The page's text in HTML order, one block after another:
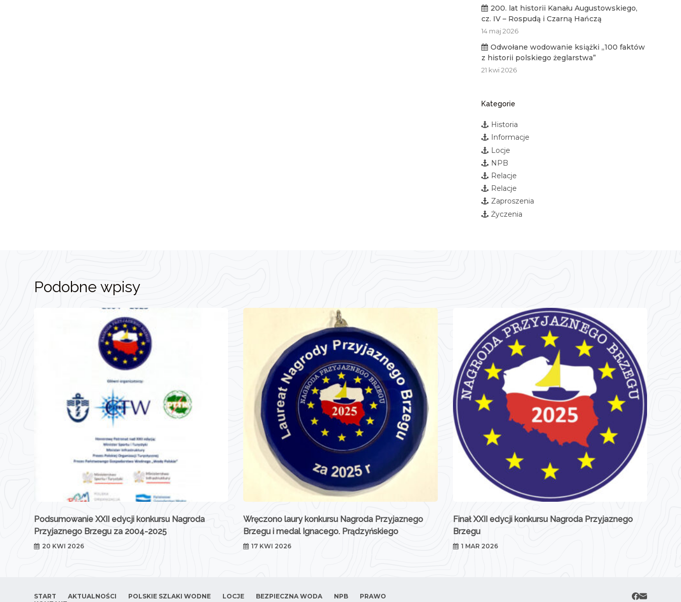
200. lat historii Kanału Augustowskiego,
cz. IV – Rospudą i Czarną Hańczą
14 maj 2026
Odwołane wodowanie książki „100 faktów
z historii polskiego żeglarstwa”
21 kwi 2026
Kategorie
Historia
Informacje
Locje
NPB
Relacje
Relacje
Zaproszenia
Życzenia
Podobne wpisy
Podsumowanie XXII edycji konkursu Nagroda
Przyjaznego Brzegu za 2004-2025
20 KWI 2026
Wręczono laury konkursu Nagroda Przyjaznego
Brzegu i medal Ignacego. Prądzyńskiego
17 KWI 2026
Finał XXII edycji konkursu Nagroda Przyjaznego
Brzegu
1 MAR 2026
START AKTUALNOŚCI POLSKIE SZLAKI WODNE LOCJE BEZPIECZNA WODA NPB
PRAWO